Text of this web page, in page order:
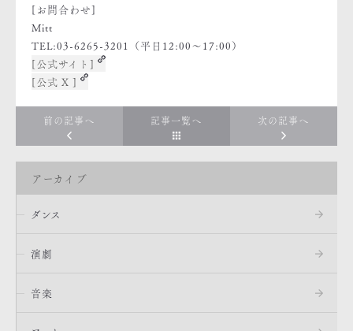
[お問合わせ]
Mitt
TEL:03-6265-3201（平日12:00～17:00）
[公式サイト]
[公式 X ]
前の記事へ 記事一覧へ 次の記事へ
アーカイブ
ダンス
演劇
音楽